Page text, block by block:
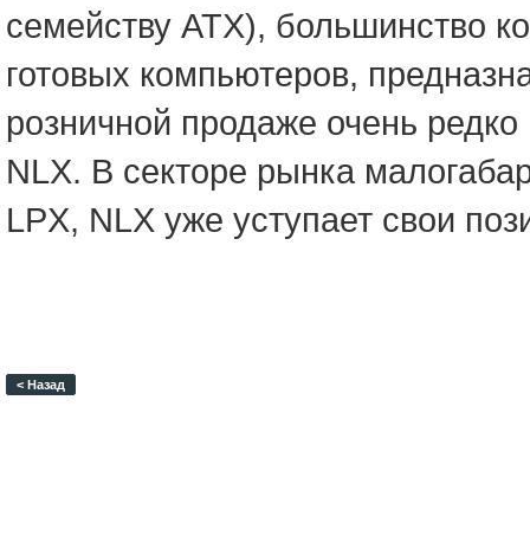
семейству ATX), большинство
готовых компьютеров,
розничной продаже очень
NLX. В секторе рынка
LPX, NLX уже уступает свои
< Назад